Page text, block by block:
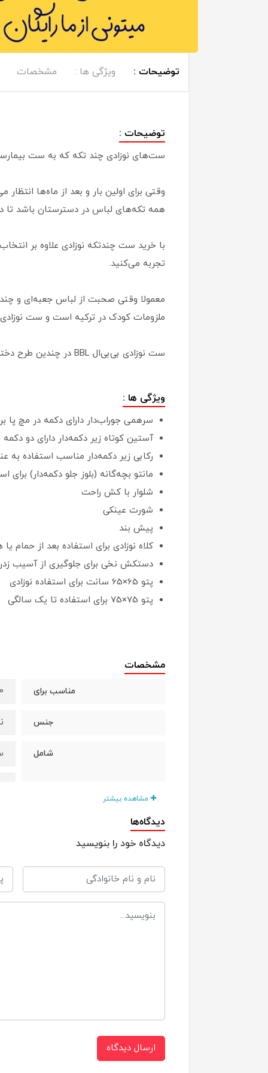
توضیحات : ویژگی ها : مشخصات
توضیحات :
ست‌های نوزادی چند تکه که به ست
وقتی برای اولین بار و بعد از ماه‌ها
همه تکه‌های لباس در دسترستان باشد تا
با خرید ست چندتکه نوزادی علاوه بر
تجربه می‌کنید.
معمولا وقتی صحبت از لباس جعبه‌ای و چند‌
ملزومات کودک در ترکیه است و ست
ست نوزادی بی‌بی‌ال BBL در چندین طرح دخترانه، پسرانه، یونی سکس و مناسب سلیقه‌های مختلف طراحی شده‌است.
ویژگی ها :
سرهمی جوراب‌دار دارای دکمه در مچ
آستین کوتاه زیر دکمه‌دار دارای دو
رکابی زیر دکمه‌دار مناسب استفاده به
مانتو بچه‌گانه (بلوز جلو دکمه‌دار) برای
شلوار با کش راحت
شورت عینکی
پیش بند
کلاه نوزادی برای استفاده بعد از حمام
دستکش نخی برای جلوگیری از آسیب زدن
پتو 65×65 سانت برای استفاده نوزادی
پتو 75×75 برای استفاده تا یک سالگی
مشخصات
مناسب برای 0 تا 3 ماه
جنس
شامل
مشاهده بیشتر
دیدگاه‌ها
دیدگاه خود را بنویسید
ارسال دیدگاه